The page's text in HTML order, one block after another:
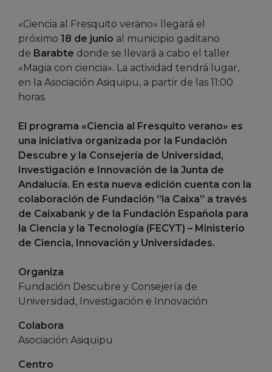
«Ciencia al Fresquito verano» llegará el
próximo 18 de junio al municipio gaditano
de Barabte donde se llevará a cabo el taller
«Magia con ciencia». La actividad tendrá lugar,
en la Asociación Asiquipu, a partir de las 11:00
horas.
El programa «Ciencia al Fresquito verano» es
una iniciativa organizada por la Fundación
Descubre y la Consejería de Universidad,
Investigación e Innovación de la Junta de
Andalucía. En esta nueva edición cuenta con la
colaboración de Fundación ”la Caixa” a través
de Caixabank y de la Fundación Española para
la Ciencia y la Tecnología (FECYT) – Ministerio
de Ciencia, Innovación y Universidades.
Organiza
Fundación Descubre y Consejería de
Universidad, Investigación e Innovación
Colabora
Asociación Asiquipu
Centro